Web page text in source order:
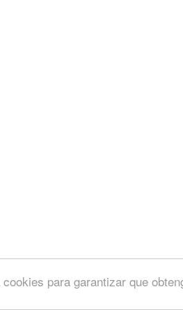
para garantizar que